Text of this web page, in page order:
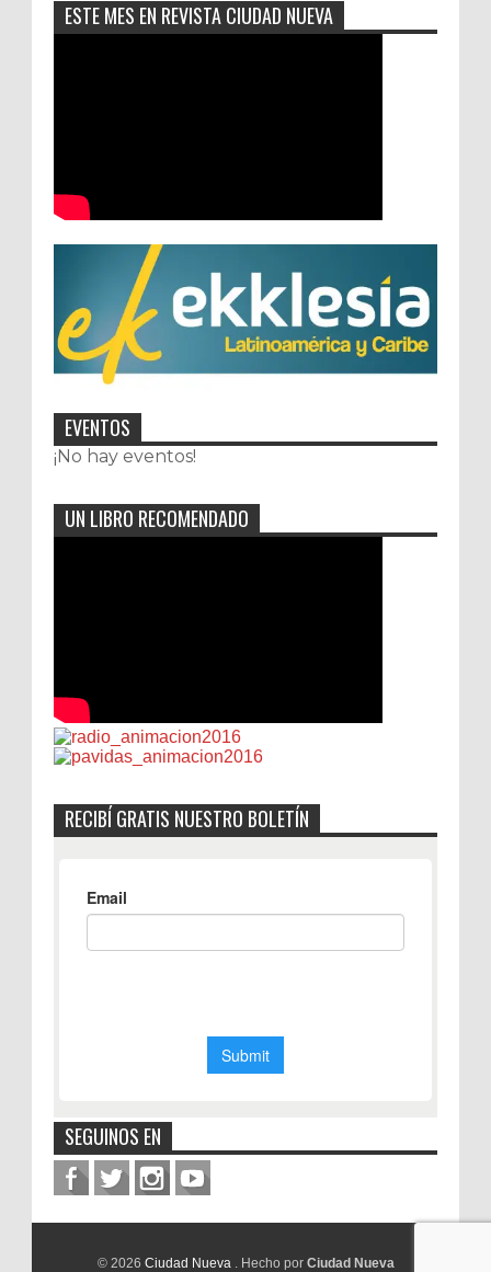
ESTE MES EN REVISTA CIUDAD NUEVA
EVENTOS
¡No hay eventos!
UN LIBRO RECOMENDADO
RECIBÍ GRATIS NUESTRO BOLETÍN
SEGUINOS EN
© 2026 Ciudad Nueva . Hecho por Ciudad Nueva